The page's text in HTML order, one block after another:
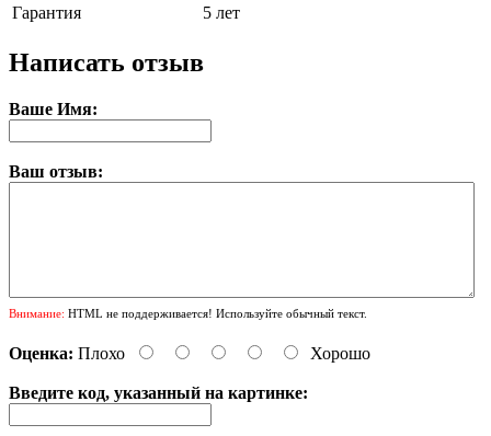
Гарантия
5 лет
Написать отзыв
Ваше Имя:
Ваш отзыв:
Внимание: HTML не поддерживается! Используйте обычный текст.
Оценка: Плохо Хорошо
Введите код, указанный на картинке: